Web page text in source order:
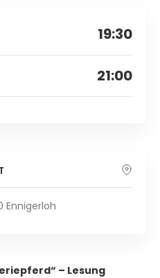
19:30
21:00
Ennigerloh
– Lesung